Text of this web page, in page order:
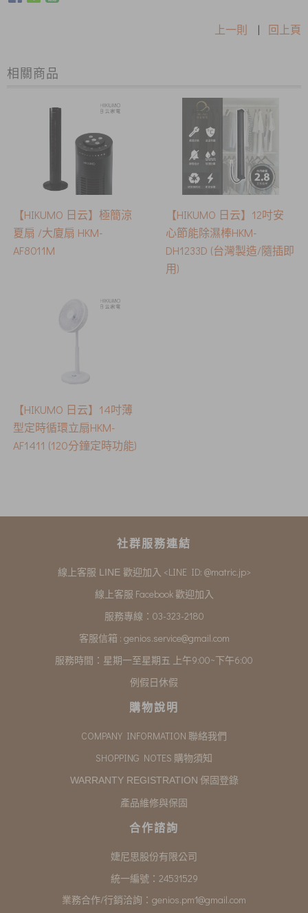
上一則 | 回上頁
相關商品
​【HIKUMO 日云】極簡涼
夏扇 /大廈扇 HKM-
AF8011M
【HIKUMO 日云】12吋安
心節能除濕棒HKM-
DH1233D (台灣製造/隨插即
用)
【HIKUMO 日云】14吋薄
型定時循環立扇HKM-
AF1411 (120分鐘定時功能)
社群服務連結
線上客服 LINE 歡迎加入 <LINE ID: @matric.jp>
線上客服 Facebook 歡迎加入
服務專線：03-323-2180
客服信箱 : genios.service@gmail.com
服務時間：星期一至星期五 上午9:00~下午6:00
例假日休假
購物說明
COMPANY INFORMATION 聯絡我們
SHOPPING NOTES 購物須知
WARRANTY REGISTRATION 保固登錄
產品維修與保固
合作諮詢
婕尼思股份有限公司
統一編號：24531529
業務合作/行銷洽詢： genios.pm1@gmail.com